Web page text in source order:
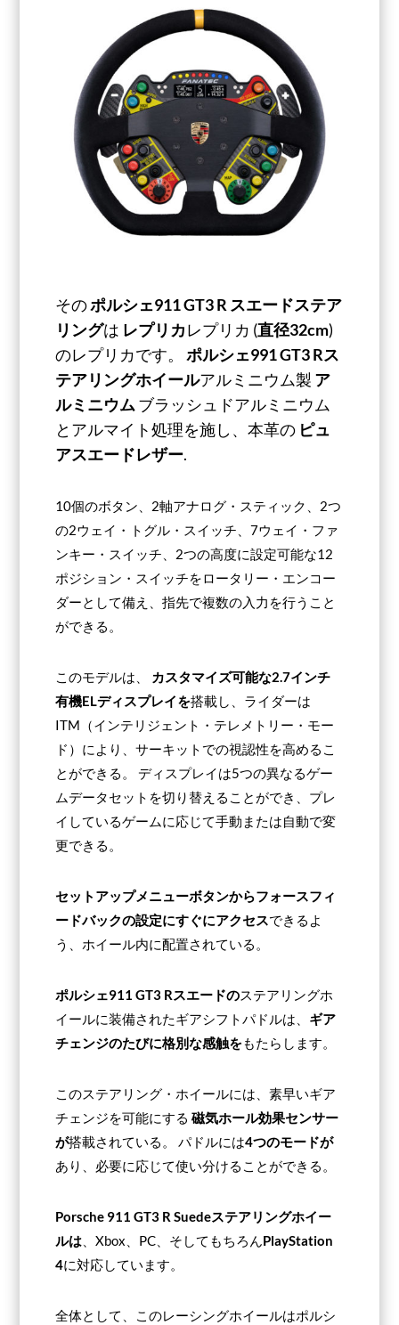
そのポルシェ911 GT3 R スエードステア
リングは レプリカレプリカ (直径32cm)
のレプリカです。ポルシェ991 GT3 Rス
テアリングホイールアルミニウム製 ア
ルミニウム ブラッシュドアルミニウム
とアルマイト処理を施し、本革の ピュ
アスエードレザー.
10個のボタン、2軸アナログ・スティック、2つ
の2ウェイ・トグル・スイッチ、7ウェイ・ファ
ンキー・スイッチ、2つの高度に設定可能な12
ポジション・スイッチをロータリー・エンコー
ダーとして備え、指先で複数の入力を行うこと
ができる。
このモデルは、
カスタマイズ可能な2.7インチ
有機ELディスプレイを搭載し、ライダーは
ITM（インテリジェント・テレメトリー・モー
ド）により、サーキットでの視認性を高めるこ
とができる。 ディスプレイは5つの異なるゲー
ムデータセットを切り替えることができ、プレ
イしているゲームに応じて手動または自動で変
更できる。
セットアップメニューボタンからフォースフィ
ードバックの設定にすぐにアクセスできるよ
う、ホイール内に配置されている。
ポルシェ911 GT3 Rスエードのステアリングホ
イールに装備されたギアシフトパドルは、 ギア
チェンジのたびに格別な感触をもたらします。
このステアリング・ホイールには、素早いギア
チェンジを可能にする 磁気ホール効果センサー
が搭載されている。 パドルには4つのモードが
あり、必要に応じて使い分けることができる。
Porsche 911 GT3 R Suedeステアリングホイー
ルは 、Xbox、PC、そしてもちろんPlayStation
4に対応しています。
全体として、このレーシングホイールはポルシ